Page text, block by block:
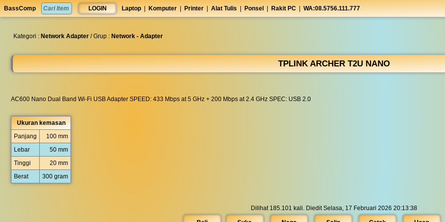
BassComp LOGIN Laptop Komputer Printer Alat Tulis Ponsel Rakit PC WA:08.5756.111.777
anti
lelet
Kategori : Network Adapter / Grup : Network - Adapter
TPLINK ARCHER T2U NANO
AC600 Nano Dual Band Wi-Fi USB Adapter SPEED: 433 Mbps at 5 GHz + 200 Mbps at 2.4 GHz SPEC: USB 2.0
Ukuran kemasan
Panjang
100 mm
Lebar
50 mm
Tinggi
20 mm
Berat
300 gram
Dilihat 185.101 kali. Diedit Selasa, 17 Februari 2026 20:13:38